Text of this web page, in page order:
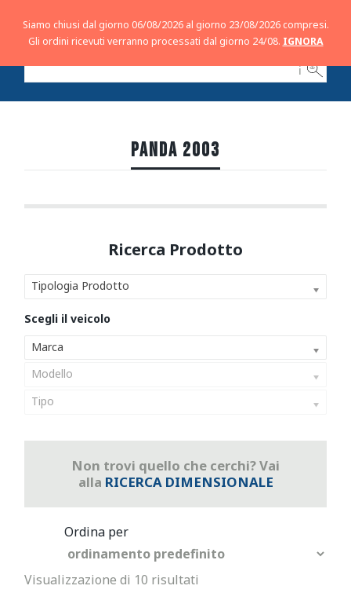
ℹ
PANDA 2003
Tipologia Prodotto
Marca
Modello
Tipo
Non trovi quello che cerchi? Vai
alla RICERCA DIMENSIONALE
Visualizzazione di 10 risultati
Siamo chiusi dal giorno 06/08/2026 al giorno 23/08/2026 compresi.
Gli ordini ricevuti verranno processati dal giorno 24/08. IGNORA